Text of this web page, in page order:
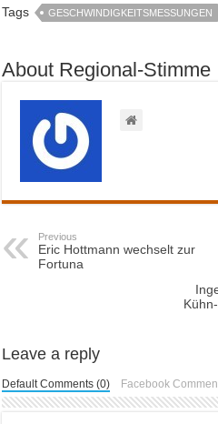
Tags GESCHWINDIGKEITSMESSUNGEN
About Regional-Stimme
Previous
Eric Hottmann wechselt zur
Fortuna
Leave a reply
Default Comments (0) Facebook